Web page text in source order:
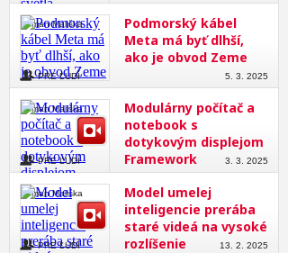
Podmorský kábel
Meta má byť dlhší,
ako je obvod Zeme
Roman Mališka
5. 3. 2025
PRE ĽUDÍ
Modulárny počítač a
notebook s
dotykovým displejom
Framework
Roman Mališka
3. 3. 2025
PRE ĽUDÍ
Model umelej
inteligencie prerába
staré videá na vysoké
rozlíšenie
Roman Mališka
13. 2. 2025
PRE ĽUDÍ